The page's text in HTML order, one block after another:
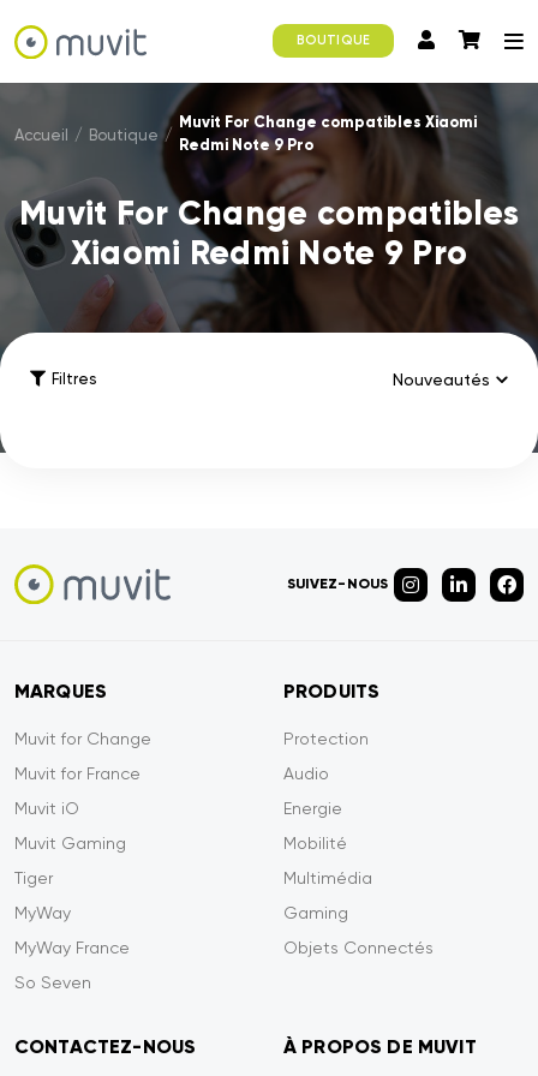
BOUTIQUE
Accueil / Boutique /
Muvit For Change compatibles Xiaomi
Redmi Note 9 Pro
Muvit For Change compatibles
Xiaomi Redmi Note 9 Pro
Filtres
SUIVEZ-NOUS
MARQUES
Muvit for Change
Muvit for France
Muvit iO
Muvit Gaming
Tiger
MyWay
MyWay France
So Seven
PRODUITS
Protection
Audio
Energie
Mobilité
Multimédia
Gaming
Objets Connectés
CONTACTEZ-NOUS À PROPOS DE MUVIT